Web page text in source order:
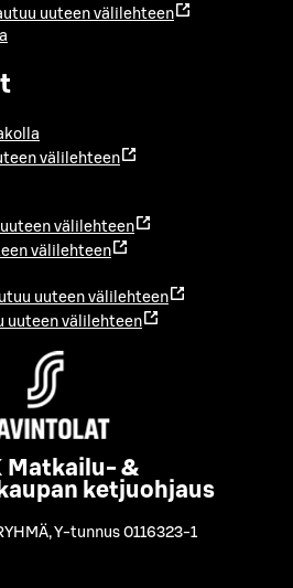
uuteen välilehteen
välilehteen
välilehteen
välilehteen
uuteen välilehteen
uuteen välilehteen
Matkailu- &
ketjuohjaus
,Y-tunnus 0116323-1